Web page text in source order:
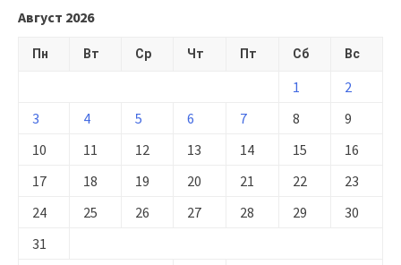
Август 2026
Пн Вт Ср Чт Пт Сб Вс
1
2
3
4 5 6 7 8
9
10
11 12 13 14 15
16
17
18 19 20 21 22
23
24
25 26 27 28 29
30
31